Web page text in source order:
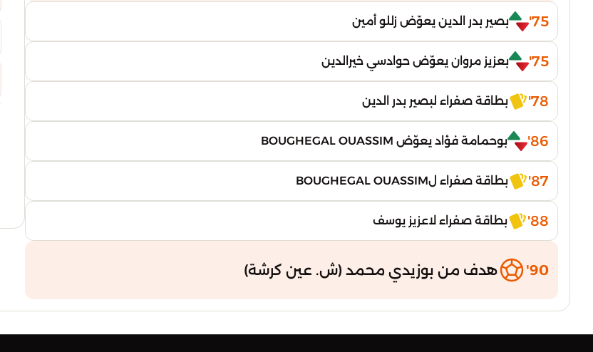
75' بصير بدر الدين يعوّض زللو أمين
75' بعزيز مروان يعوّض حوادسي خيرالدين
78' بطاقة صفراء لبصير بدر الدين
86' بوحمامة فؤاد يعوّض BOUGHEGAL OUASSIM
87' بطاقة صفراء لBOUGHEGAL OUASSIM
88' بطاقة صفراء لاعزيز يوسف
90' هدف من بوزيدي محمد (ش. عين كرشة)